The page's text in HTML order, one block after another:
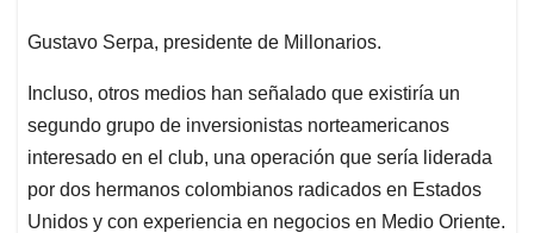
Gustavo Serpa, presidente de Millonarios.
Incluso, otros medios han señalado que existiría un
segundo grupo de inversionistas norteamericanos
interesado en el club, una operación que sería liderada
por dos hermanos colombianos radicados en Estados
Unidos y con experiencia en negocios en Medio Oriente.